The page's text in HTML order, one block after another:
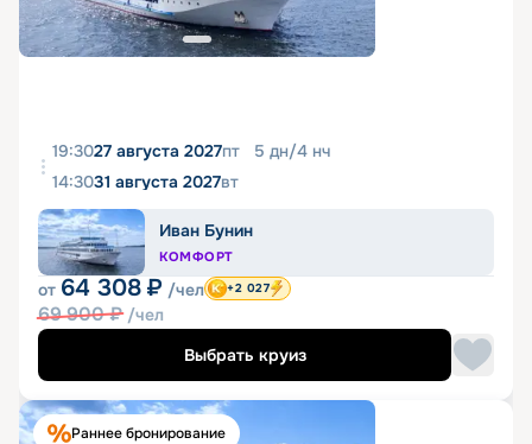
19:3027 августа 2027пт 5 дн/4 нч
14:3031 августа 2027вт
Иван Бунин
КОМФОРТ
от 64 308 ₽ /чел
69 900₽ /чел
+2 027
Выбрать круиз
Раннее бронирование